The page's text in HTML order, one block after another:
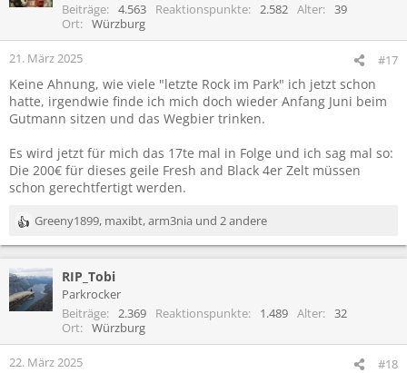
Beiträge
4.563 Reaktionspunkte 2.582 Alter
39
Ort
Würzburg
21. März 2025 #17
Keine Ahnung, wie viele "letzte Rock im Park" ich jetzt schon
hatte, irgendwie finde ich mich doch wieder Anfang Juni beim
Gutmann sitzen und das Wegbier trinken.
Es wird jetzt für mich das 17te mal in Folge und ich sag mal so:
Die 200€ für dieses geile Fresh and Black 4er Zelt müssen
schon gerechtfertigt werden.
R
e
k
t
i
n
e
Greeny1899, maxibt,arm3nia und 2 andere
RIP_Tobi
Parkrocker
Beiträge
2.369 Reaktionspunkte 1.489 Alter
32
Ort
Würzburg
22. März 2025 #18